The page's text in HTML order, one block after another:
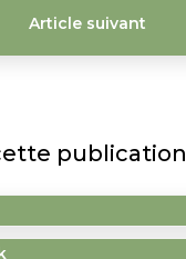
Article suivant
publication